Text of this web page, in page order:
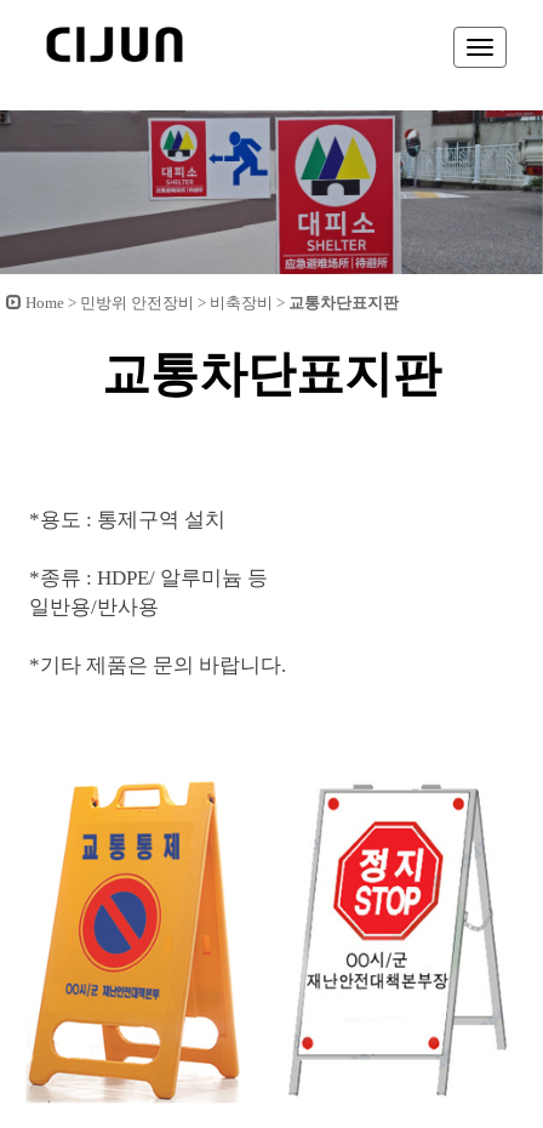
Toggle
Home > 민방위 안전장비 > 비축장비 > 교통차단표지판
교통차단표지판
*용도 : 통제구역 설치
*종류 : HDPE/ 알루미늄 등
일반용/반사용
*기타 제품은 문의 바랍니다.